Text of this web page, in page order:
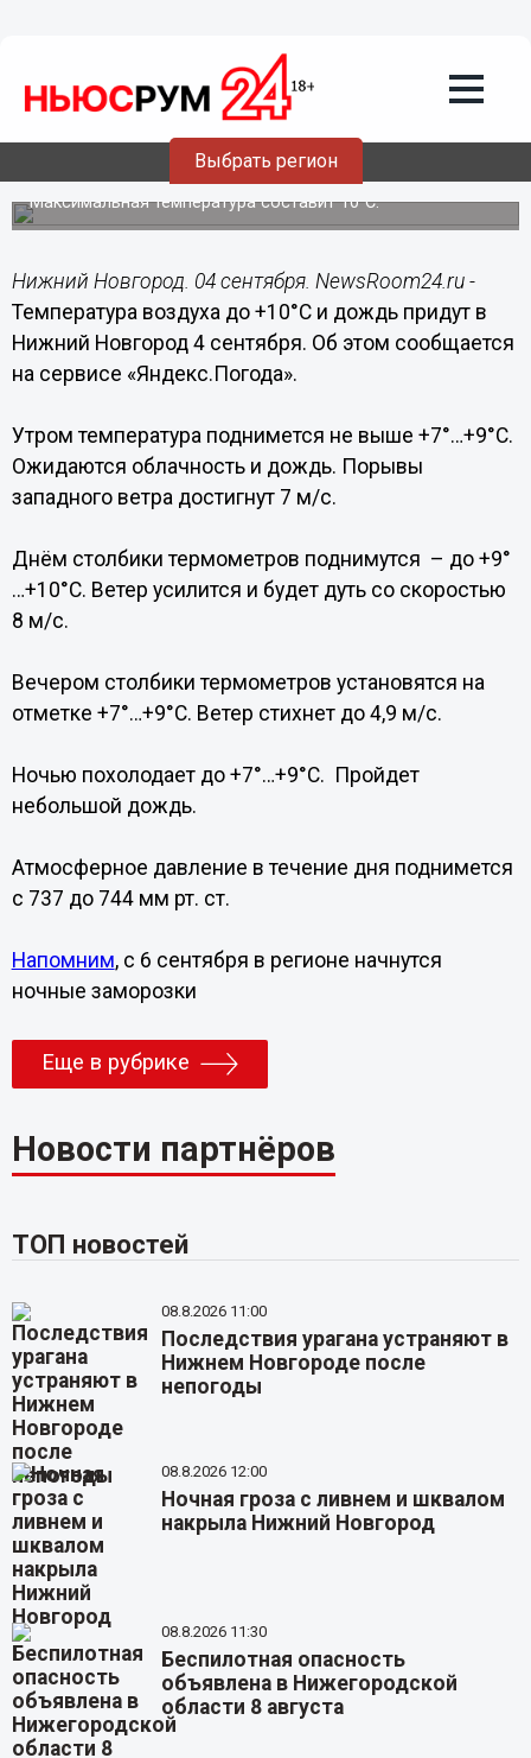
Выбрать регион
04.09.202110:10
Дождливая погода ожидается в
Нижнем Новгороде 4 сентября
Максимальная температура составит 10°C.
Нижний Новгород. 04 сентября. NewsRoom24.ru -
Температура воздуха до +10°C и дождь придут в
Нижний Новгород 4 сентября. Об этом сообщается
на сервисе «Яндекс.Погода».
Утром температура поднимется не выше +7°…+9°C.
Ожидаются облачность и дождь. Порывы
западного ветра достигнут 7 м/с.
Днём столбики термометров поднимутся – до +9°
…+10°C. Ветер усилится и будет дуть со скоростью
8 м/с.
Вечером столбики термометров установятся на
отметке +7°…+9°C. Ветер стихнет до 4,9 м/с.
Ночью похолодает до +7°…+9°C. Пройдет
небольшой дождь.
Атмосферное давление в течение дня поднимется
с 737 до 744 мм рт. ст.
Напомним, с 6 сентября в регионе начнутся
ночные заморозки
Еще в рубрике
Новости партнёров
ТОП новостей
08.8.2026 11:00
Последствия урагана устраняют в
Нижнем Новгороде после
непогоды
08.8.2026 12:00
Ночная гроза с ливнем и шквалом
накрыла Нижний Новгород
08.8.2026 11:30
Беспилотная опасность
объявлена в Нижегородской
области 8 августа